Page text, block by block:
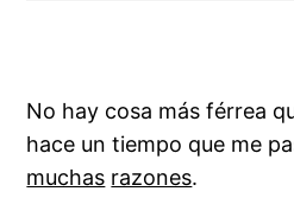
No hay cosa más férrea
hace un tiempo que me
muchas razones.